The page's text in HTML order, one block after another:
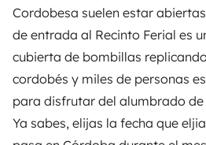
Cordobesa suelen estar
de entrada al Recinto Ferial es
cubierta de bombillas
cordobés y miles de personas
para disfrutar del alumbrado de
Ya sabes, elijas la fecha que